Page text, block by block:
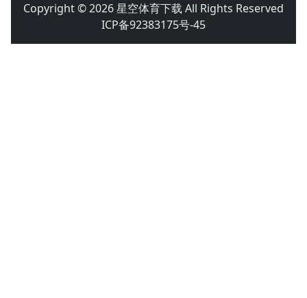
Copyright © 2026 星空体育下载 All Rights Reserved
ICP备92383175号-45